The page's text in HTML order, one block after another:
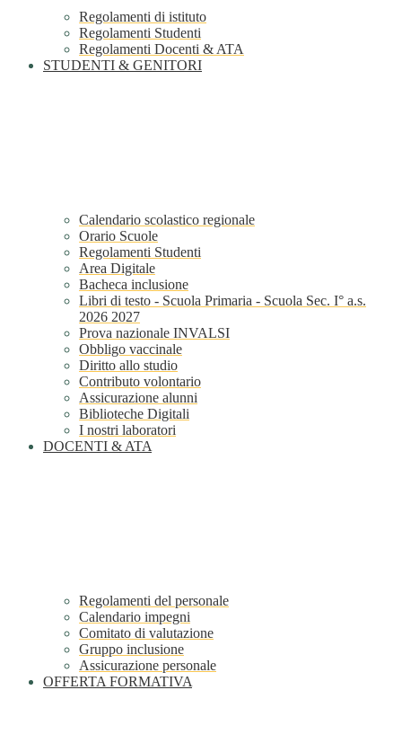
Regolamenti di istituto
Regolamenti Studenti
Regolamenti Docenti & ATA
STUDENTI & GENITORI
Calendario scolastico regionale
Orario Scuole
Regolamenti Studenti
Area Digitale
Bacheca inclusione
Libri di testo - Scuola Primaria - Scuola Sec. I° a.s.
2026 2027
Prova nazionale INVALSI
Obbligo vaccinale
Diritto allo studio
Contributo volontario
Assicurazione alunni
Biblioteche Digitali
I nostri laboratori
DOCENTI & ATA
Regolamenti del personale
Calendario impegni
Comitato di valutazione
Gruppo inclusione
Assicurazione personale
OFFERTA FORMATIVA